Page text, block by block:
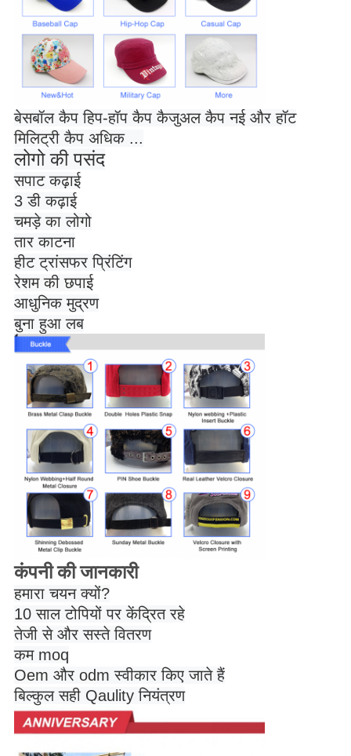
बेसबॉल कैप हिप-हॉप कैप कैजुअल कैप नई और हॉट
मिलिट्री कैप अधिक ...
लोगो की पसंद
सपाट कढ़ाई
3 डी कढ़ाई
चमड़े का लोगो
तार काटना
हीट ट्रांसफर प्रिंटिंग
रेशम की छपाई
आधुनिक मुद्रण
बुना हुआ लब
कंपनी की जानकारी
हमारा चयन क्यों?
10 साल टोपियों पर केंद्रित रहे
तेजी से और सस्ते वितरण
कम moq
Oem और odm स्वीकार किए जाते हैं
बिल्कुल सही Qaulity नियंत्रण